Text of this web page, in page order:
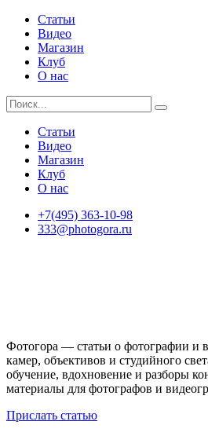
Статьи
Видео
Магазин
Клуб
О нас
Статьи
Видео
Магазин
Клуб
О нас
+7(495) 363-10-98
333@photogora.ru
Фотогора — статьи о фотографии и
камер, объективов и студийного
обучение, вдохновение и разборы
материалы для фотографов и
Прислать статью